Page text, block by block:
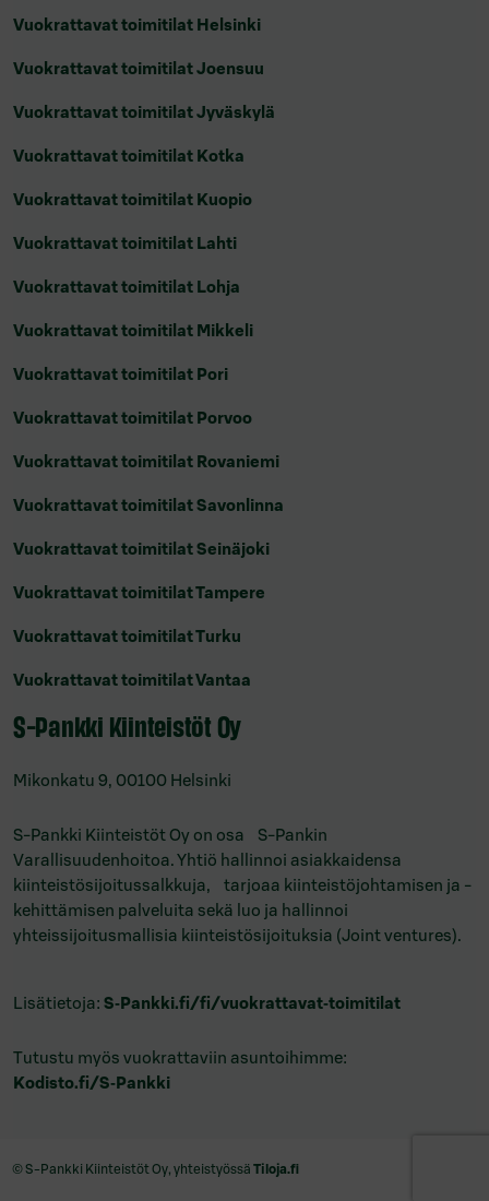
Vuokrattavat toimitilat Helsinki
Vuokrattavat toimitilat Joensuu
Vuokrattavat toimitilat Jyväskylä
Vuokrattavat toimitilat Kotka
Vuokrattavat toimitilat Kuopio
Vuokrattavat toimitilat Lahti
Vuokrattavat toimitilat Lohja
Vuokrattavat toimitilat Mikkeli
Vuokrattavat toimitilat Pori
Vuokrattavat toimitilat Porvoo
Vuokrattavat toimitilat Rovaniemi
Vuokrattavat toimitilat Savonlinna
Vuokrattavat toimitilat Seinäjoki
Vuokrattavat toimitilat Tampere
Vuokrattavat toimitilat Turku
Vuokrattavat toimitilat Vantaa
S-Pankki Kiinteistöt Oy
Mikonkatu 9, 00100 Helsinki
S-Pankki Kiinteistöt Oy on osa S-Pankin
Varallisuudenhoitoa. Yhtiö hallinnoi asiakkaidensa
kiinteistösijoitussalkkuja, tarjoaa kiinteistöjohtamisen ja -
kehittämisen palveluita sekä luo ja hallinnoi
yhteissijoitusmallisia kiinteistösijoituksia (Joint ventures).
Lisätietoja: S‑Pankki.fi/fi/vuokrattavat‑toimitilat
Tutustu myös vuokrattaviin asuntoihimme:
Kodisto.fi/S‑Pankki
© S-Pankki Kiinteistöt Oy, yhteistyössä Tiloja.fi